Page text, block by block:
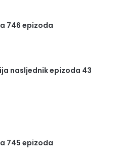
746 epizoda
nasljednik epizoda 43
745 epizoda